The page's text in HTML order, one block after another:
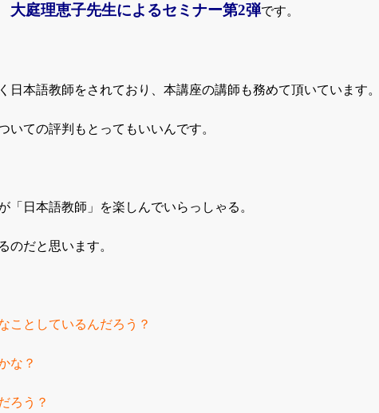
大庭理恵子先生によるセミナー第2弾です。
日本語教師をされており、本講座の講師も務めて頂いています。
いての評判もとってもいいんです。
「日本語教師」を楽しんでいらっしゃる。
のだと思います。
ことしているんだろう？
な？
ろう？